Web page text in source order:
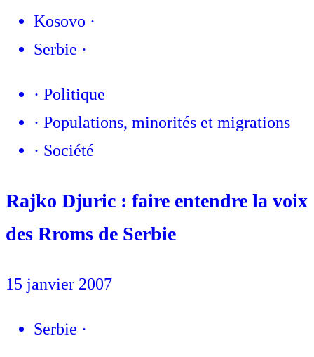
Kosovo ·
Serbie ·
· Politique
· Populations, minorités et migrations
· Société
Rajko Djuric : faire entendre la voix
des Rroms de Serbie
15 janvier 2007
Serbie ·